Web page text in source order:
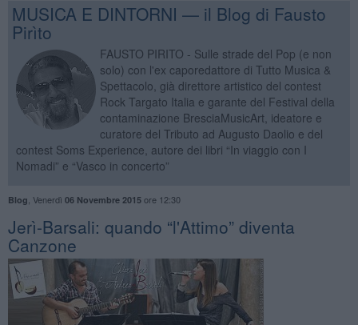
MUSICA E DINTORNI — il Blog di Fausto
Pirìto
FAUSTO PIRITO - Sulle strade del Pop (e non
solo) con l'ex caporedattore di Tutto Musica &
Spettacolo, già direttore artistico del contest
Rock Targato Italia e garante del Festival della
contaminazione BresciaMusicArt, ideatore e
curatore del Tributo ad Augusto Daolio e del
contest Soms Experience, autore dei libri “In viaggio con I
Nomadi” e “Vasco in concerto”
Blog Venerdì 06 Novembre 2015ore 12:30
Jerì-Barsali: quando “l'Attimo” diventa
Canzone